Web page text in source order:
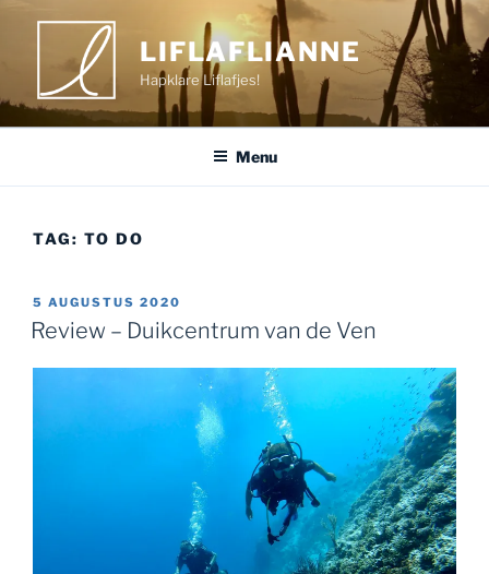
inhoud
LIFLAFLIANNE
Hapklare Liflafjes!
Menu
TAG: TO DO
GEPLAATST
OP
5 AUGUSTUS 2020
Review – Duikcentrum van de Ven